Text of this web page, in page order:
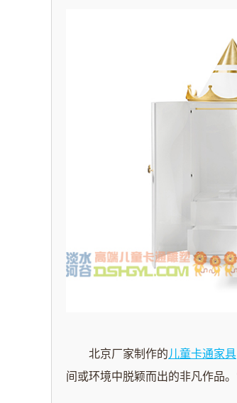
北京厂家制作的儿童卡通家具
间或环境中脱颖而出的非凡作品